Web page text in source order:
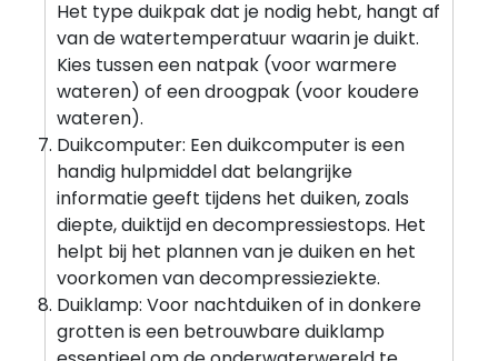
Het type duikpak dat je nodig hebt, hangt af
van de watertemperatuur waarin je duikt.
Kies tussen een natpak (voor warmere
wateren) of een droogpak (voor koudere
wateren).
Duikcomputer: Een duikcomputer is een
handig hulpmiddel dat belangrijke
informatie geeft tijdens het duiken, zoals
diepte, duiktijd en decompressiestops. Het
helpt bij het plannen van je duiken en het
voorkomen van decompressieziekte.
Duiklamp: Voor nachtduiken of in donkere
grotten is een betrouwbare duiklamp